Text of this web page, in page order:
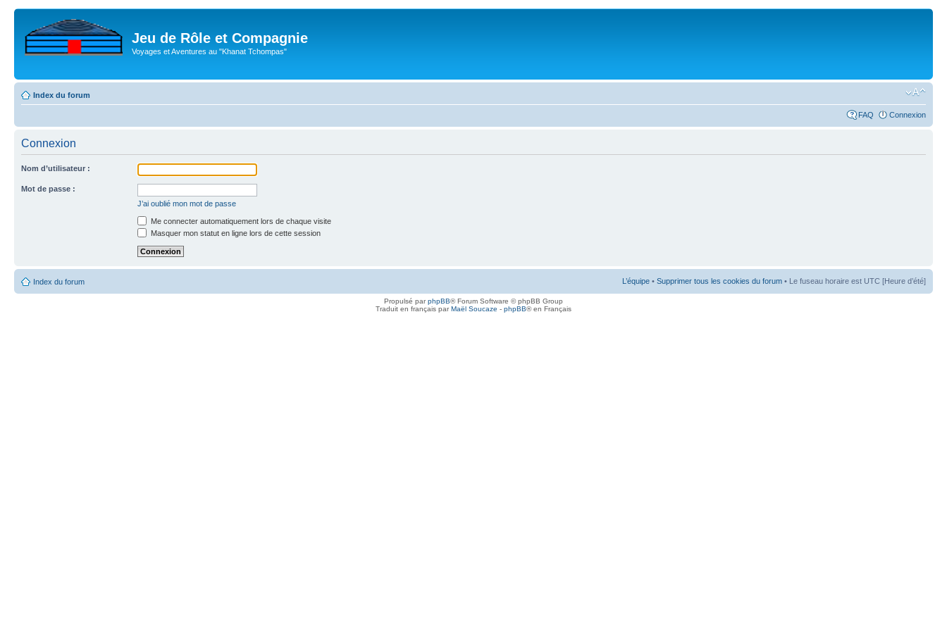
Jeu de Rôle et Compagnie
Voyages et Aventures au "Khanat Tchompas"
Index du forum
FAQ Connexion
Connexion
Nom d’utilisateur :
Mot de passe :
J’ai oublié mon mot de passe
Me connecter automatiquement lors de chaque visite
Masquer mon statut en ligne lors de cette session
Index du forum L’équipe • Supprimer tous les cookies du forum • Le fuseau horaire est UTC [Heure d’été]
Propulsé parphpBB® Forum Software © phpBB Group
Traduit en français parMaël Soucaze - phpBB® en Français